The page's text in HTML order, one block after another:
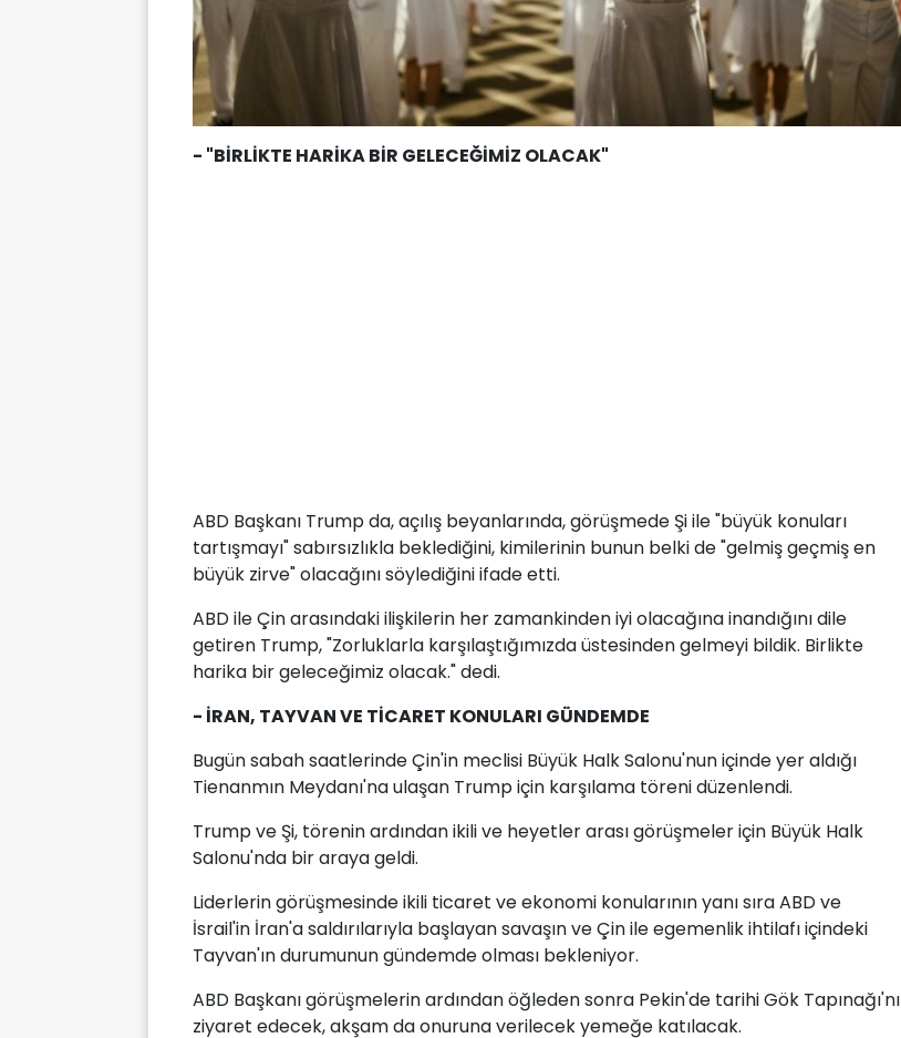
- "BİRLİKTE HARİKA BİR GELECEĞİMİZ OLACAK"
ABD Başkanı Trump da, açılış beyanlarında, görüşmede Şi ile "büyük konuları
tartışmayı" sabırsızlıkla beklediğini, kimilerinin bunun belki de "gelmiş geçmiş en
büyük zirve" olacağını söylediğini ifade etti.
ABD ile Çin arasındaki ilişkilerin her zamankinden iyi olacağına inandığını dile
getiren Trump, "Zorluklarla karşılaştığımızda üstesinden gelmeyi bildik. Birlikte
harika bir geleceğimiz olacak." dedi.
- İRAN, TAYVAN VE TİCARET KONULARI GÜNDEMDE
Bugün sabah saatlerinde Çin'in meclisi Büyük Halk Salonu'nun içinde yer aldığı
Tienanmın Meydanı'na ulaşan Trump için karşılama töreni düzenlendi.
Trump ve Şi, törenin ardından ikili ve heyetler arası görüşmeler için Büyük Halk
Salonu'nda bir araya geldi.
Liderlerin görüşmesinde ikili ticaret ve ekonomi konularının yanı sıra ABD ve
İsrail'in İran'a saldırılarıyla başlayan savaşın ve Çin ile egemenlik ihtilafı içindeki
Tayvan'ın durumunun gündemde olması bekleniyor.
ABD Başkanı görüşmelerin ardından öğleden sonra Pekin'de tarihi Gök Tapınağı'nı
ziyaret edecek, akşam da onuruna verilecek yemeğe katılacak.